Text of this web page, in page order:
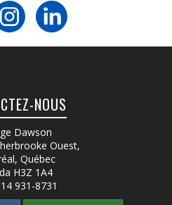
NOUS
Dawson
Ouest,
Québec
H3Z 1A4
931-8731